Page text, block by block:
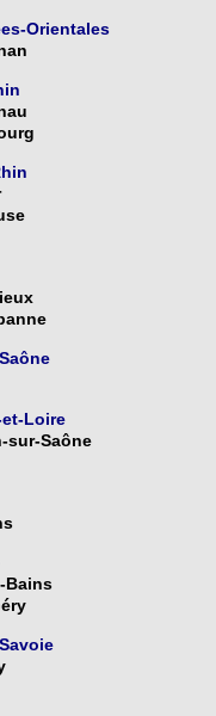
Orientales
et-Loire
sur-Saône
Bains